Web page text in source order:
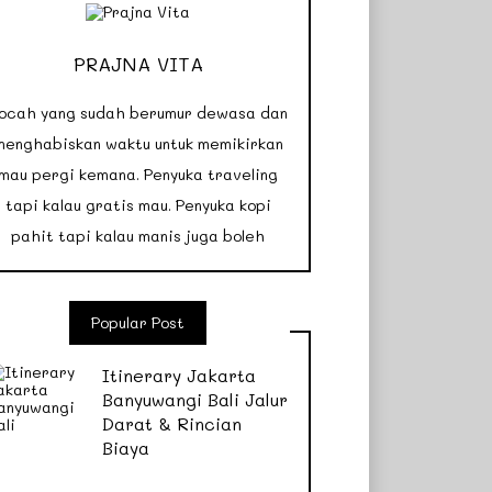
PRAJNA VITA
yang sudah berumur dewasa dan
waktu untuk memikirkan
pergi kemana. Penyuka traveling
tapi kalau gratis mau. Penyuka kopi
pahit tapi kalau manis juga boleh
Popular Post
Itinerary Jakarta
Banyuwangi Bali Jalur
Darat & Rincian
Biaya